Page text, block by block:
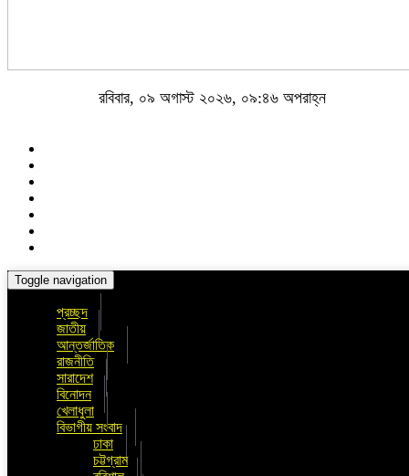
রবিবার, ০৯ অগাস্ট ২০২৬, ০৯:৪৬ অপরাহ্ন
Toggle navigation
প্রচ্ছদ
জাতীয়
আন্তর্জাতিক
রাজনীতি
সারাদেশ
বিনোদন
খেলাধুলা
বিভাগীয় সংবাদ
ঢাকা
চট্টগ্রাম